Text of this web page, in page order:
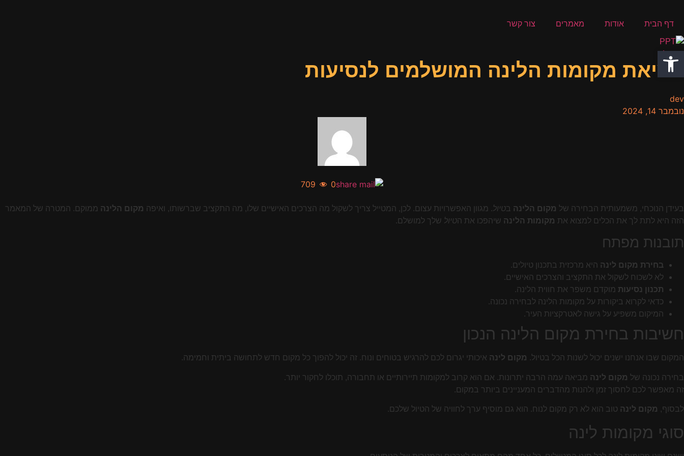
דף הבית אודות מאמרים צור קשר
מציאת מקומות הלינה המושלמים לנסיעות
dev
נובמבר 14, 2024
0
709
בעידן הנוכחי, משמעותית הבחירה של מקום הלינה בטיול. מגוון האפשרויות עצום. לכן, המטייל צריך לשקול מה הצרכים האישיים שלו, מה התקציב שברשותו, ואיפה מקום הלינה ממוקם. המטרה של המאמר
הזה היא לתת לך את הכלים למצוא את מקומות הלינה שיהפכו את הטיול שלך למושלם.
תובנות מפתח
בחירת מקום לינה היא מרכזית בתכנון טיולים.
לא לשכוח לשקול את התקציב והצרכים האישיים.
תכנון נסיעות מוקדם משפר את חווית הלינה.
כדאי לקרוא ביקורות על מקומות הלינה לבחירה נכונה.
המיקום משפיע על גישה לאטרקציות העיר.
חשיבות בחירת מקום הלינה הנכון
המקום שבו אנחנו ישנים יכול לשנות הכל בטיול. מקום לינה איכותי יגרום לכם להרגיש בטוחים ונוח. זה יכול להפוך כל מקום חדש לתחושה ביתית וחמימה.
בחירה נכונה של מקום לינה מביאה עמה הרבה יתרונות. אם הוא קרוב למקומות תיירותיים או תחבורה, תוכלו לחקור יותר.
זה מאפשר לכם לחסוך זמן ולהנות מהדברים המעניינים ביותר במקום.
לבסוף, מקום לינה טוב הוא לא רק מקום לנוח. הוא גם מוסיף ערך לחוויה של הטיול שלכם.
סוגי מקומות לינה
פתח סרגל נגישות